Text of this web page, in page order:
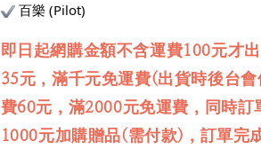
百樂 (Pilot)
即日起網購金額不含運費100元才
35元，滿千元免運費(出貨時後台
費60元，滿2000元免運費，同時
1000元加購贈品(需付款)，訂單完